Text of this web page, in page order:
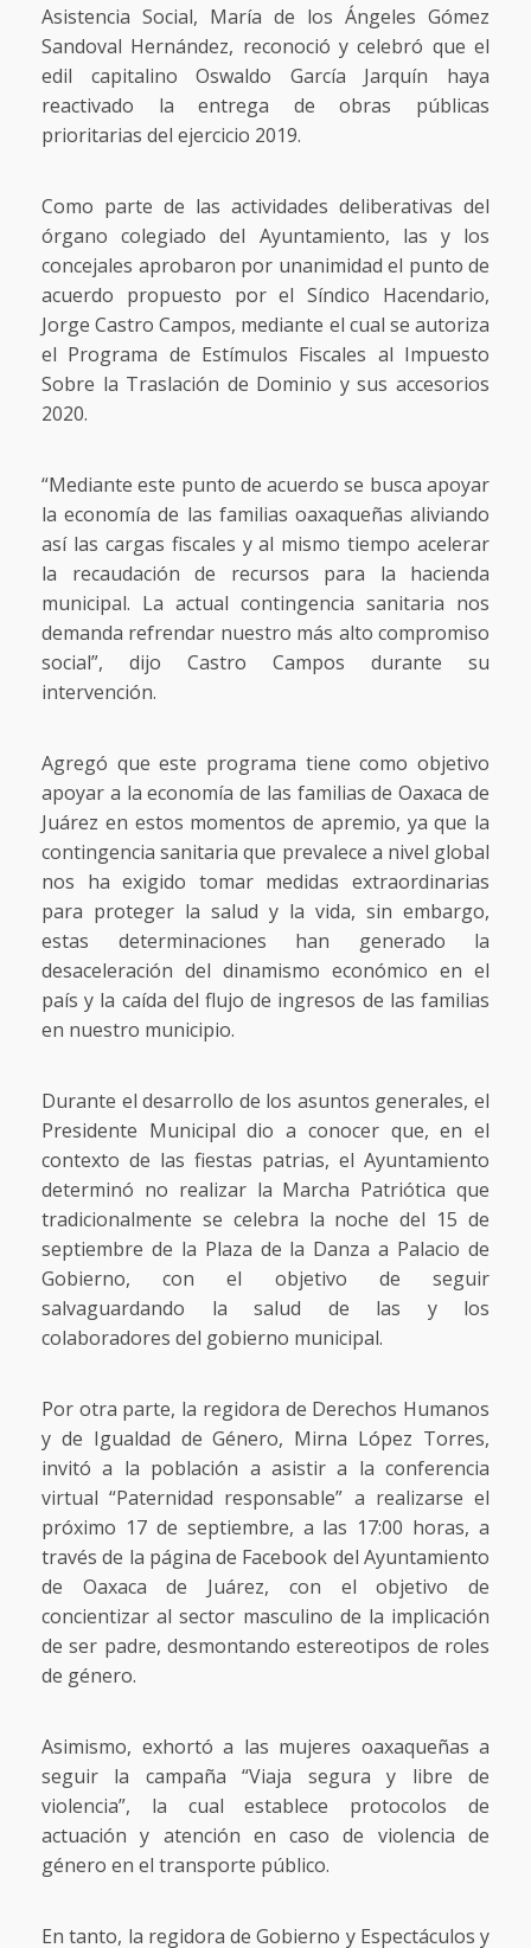
Asistencia Social, María de los Ángeles Gómez
Sandoval Hernández, reconoció y celebró que el
edil capitalino Oswaldo García Jarquín haya
reactivado la entrega de obras públicas
prioritarias del ejercicio 2019.
Como parte de las actividades deliberativas del
órgano colegiado del Ayuntamiento, las y los
concejales aprobaron por unanimidad el punto de
acuerdo propuesto por el Síndico Hacendario,
Jorge Castro Campos, mediante el cual se autoriza
el Programa de Estímulos Fiscales al Impuesto
Sobre la Traslación de Dominio y sus accesorios
2020.
“Mediante este punto de acuerdo se busca apoyar
la economía de las familias oaxaqueñas aliviando
así las cargas fiscales y al mismo tiempo acelerar
la recaudación de recursos para la hacienda
municipal. La actual contingencia sanitaria nos
demanda refrendar nuestro más alto compromiso
social”, dijo Castro Campos durante su
intervención.
Agregó que este programa tiene como objetivo
apoyar a la economía de las familias de Oaxaca de
Juárez en estos momentos de apremio, ya que la
contingencia sanitaria que prevalece a nivel global
nos ha exigido tomar medidas extraordinarias
para proteger la salud y la vida, sin embargo,
estas determinaciones han generado la
desaceleración del dinamismo económico en el
país y la caída del flujo de ingresos de las familias
en nuestro municipio.
Durante el desarrollo de los asuntos generales, el
Presidente Municipal dio a conocer que, en el
contexto de las fiestas patrias, el Ayuntamiento
determinó no realizar la Marcha Patriótica que
tradicionalmente se celebra la noche del 15 de
septiembre de la Plaza de la Danza a Palacio de
Gobierno, con el objetivo de seguir
salvaguardando la salud de las y los
colaboradores del gobierno municipal.
Por otra parte, la regidora de Derechos Humanos
y de Igualdad de Género, Mirna López Torres,
invitó a la población a asistir a la conferencia
virtual “Paternidad responsable” a realizarse el
próximo 17 de septiembre, a las 17:00 horas, a
través de la página de Facebook del Ayuntamiento
de Oaxaca de Juárez, con el objetivo de
concientizar al sector masculino de la implicación
de ser padre, desmontando estereotipos de roles
de género.
Asimismo, exhortó a las mujeres oaxaqueñas a
seguir la campaña “Viaja segura y libre de
violencia”, la cual establece protocolos de
actuación y atención en caso de violencia de
género en el transporte público.
En tanto, la regidora de Gobierno y Espectáculos y